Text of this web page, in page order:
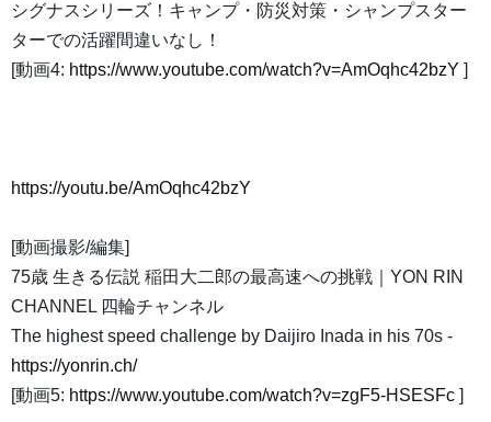
シグナスシリーズ！キャンプ・防災対策・シャンプスター
ターでの活躍間違いなし！
[動画4: https://www.youtube.com/watch?v=AmOqhc42bzY ]
https://youtu.be/AmOqhc42bzY
[動画撮影/編集]
75歳 生きる伝説 稲田大二郎の最高速への挑戦｜YON RIN
CHANNEL 四輪チャンネル
The highest speed challenge by Daijiro Inada in his 70s -
https://yonrin.ch/
[動画5: https://www.youtube.com/watch?v=zgF5-HSESFc ]